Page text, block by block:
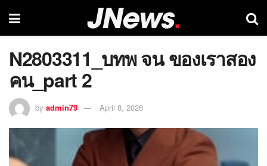
N2803311_บทพ จน ของเราสอง
คน_part 2
by admin79 April 8, 2026